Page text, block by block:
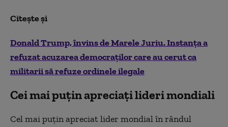
Citește și
Donald Trump, învins de Marele Juriu. Instanța a
refuzat acuzarea democraţilor care au cerut ca
militarii să refuze ordinele ilegale
Cei mai puțin apreciați lideri mondiali
Cel mai puțin apreciat lider mondial în rândul